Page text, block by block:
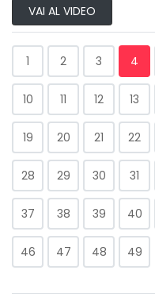
VAI AL VIDEO
1 2 3 4
10 11 12 13
19 20 21 22
28 29 30 31
37 38 39 40
46 47 48 49